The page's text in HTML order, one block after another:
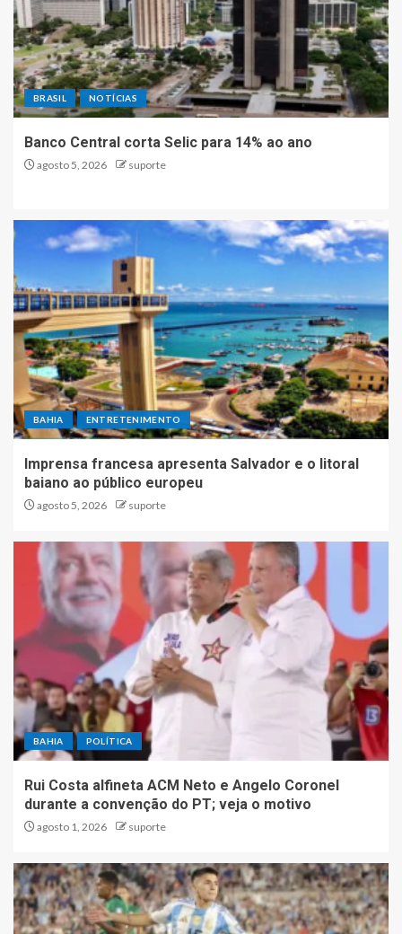
BRASIL NOTÍCIAS
Banco Central corta Selic para 14% ao ano
agosto 5, 2026 suporte
BAHIA ENTRETENIMENTO
Imprensa francesa apresenta Salvador e o litoral
baiano ao público europeu
agosto 5, 2026 suporte
BAHIA POLÍTICA
Rui Costa alfineta ACM Neto e Angelo Coronel
durante a convenção do PT; veja o motivo
agosto 1, 2026 suporte